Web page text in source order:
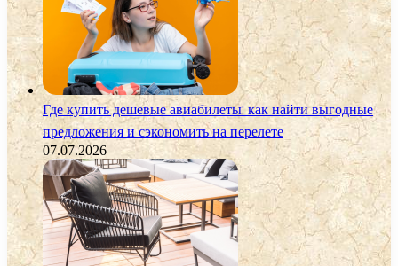
Где купить дешевые авиабилеты: как найти выгодные
предложения и сэкономить на перелете
07.07.2026